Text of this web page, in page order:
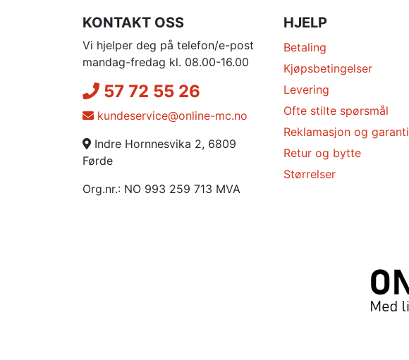
KONTAKT OSS
Vi hjelper deg på telefon/e-post
mandag-fredag kl. 08.00-16.00
57 72 55 26
kundeservice@online-mc.no
Indre Hornnesvika 2, 6809
Førde
Org.nr.: NO 993 259 713 MVA
HJELP
Betaling
Kjøpsbetingelser
Levering
Ofte stilte spørsmål
Reklamasjon og garanti
Retur og bytte
Størrelser